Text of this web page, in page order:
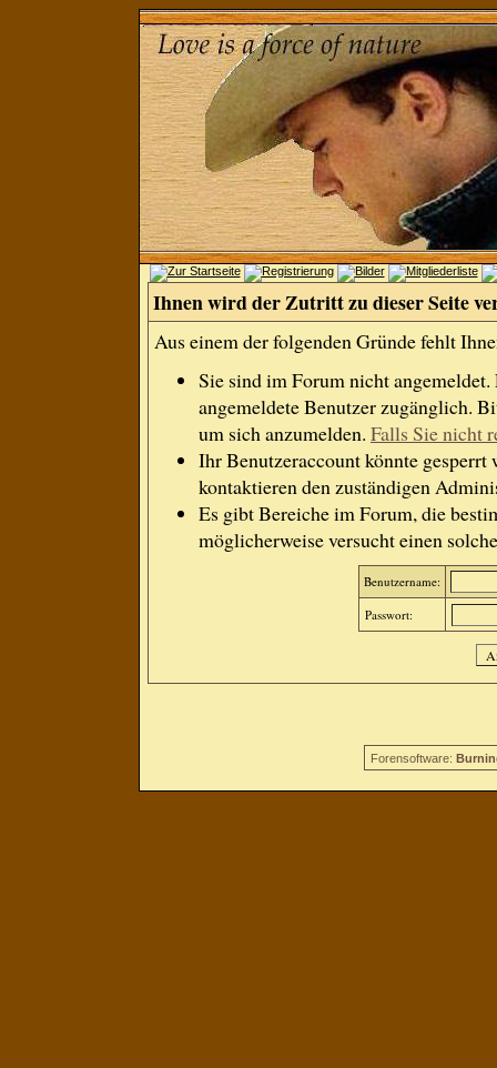
Ihnen wird der Zutritt zu dieser Seite
Aus einem der folgenden Gründe fehlt
Sie sind im Forum nicht
angemeldete Benutzer zugänglich.
um sich anzumelden. Falls Sie nicht
Ihr Benutzeraccount könnte gesperrt
kontaktieren den zuständigen
Es gibt Bereiche im Forum, die
möglicherweise versucht einen
Benutzername:
Passwort:
Forensoftware: